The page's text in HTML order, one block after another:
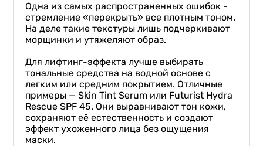
Одна из самых распространенных ошибок -
стремление «перекрыть» все плотным тоном.
На деле такие текстуры лишь подчеркивают
морщинки и утяжеляют образ.
Для лифтинг-эффекта лучше выбирать
тональные средства на водной основе с
легким или средним покрытием. Отличные
примеры — Skin Tint Serum или Futurist Hydra
Rescue SPF 45. Они выравнивают тон кожи,
сохраняют её естественность и создают
эффект ухоженного лица без ощущения
маски.